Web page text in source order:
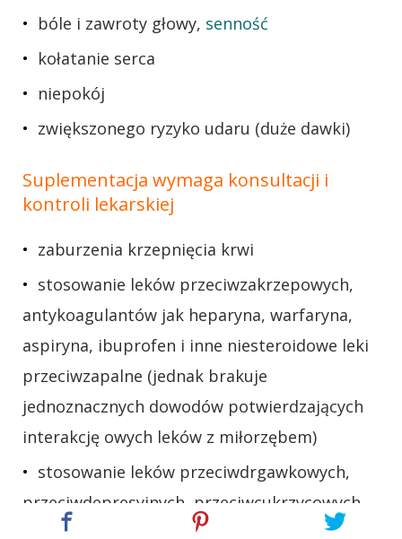
bóle i zawroty głowy, senność
kołatanie serca
niepokój
zwiększonego ryzyko udaru (duże dawki)
Suplementacja wymaga konsultacji i
kontroli lekarskiej
zaburzenia krzepnięcia krwi
stosowanie leków przeciwzakrzepowych,
antykoagulantów jak heparyna, warfaryna,
aspiryna, ibuprofen i inne niesteroidowe leki
przeciwzapalne (jednak brakuje
jednoznacznych dowodów potwierdzających
interakcję owych leków z miłorzębem)
stosowanie leków przeciwdrgawkowych,
przeciwdepresyjnych, przeciwcukrzycowych,
na ciśnienie krwi i wpływających na wątrobę